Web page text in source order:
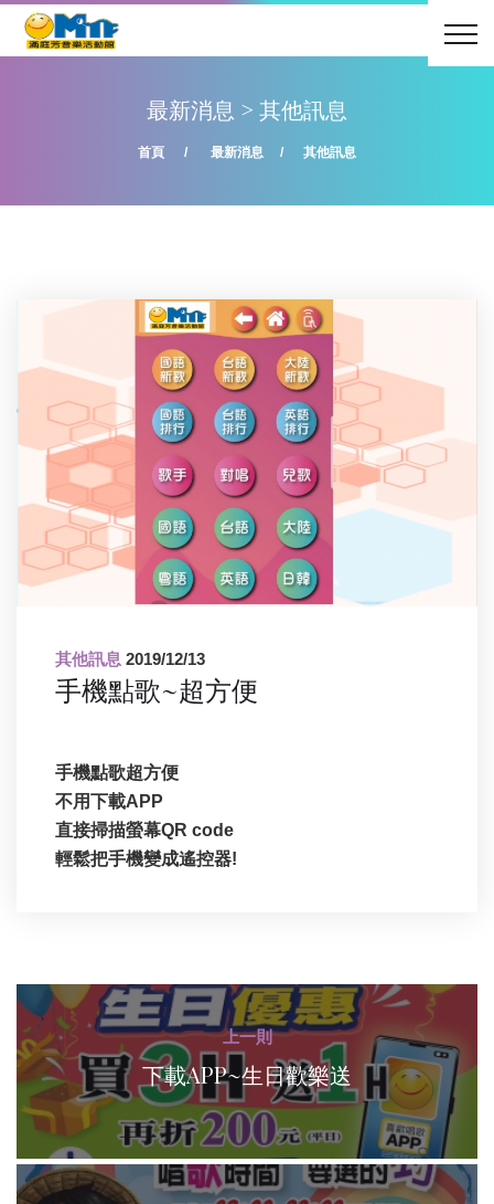
最新消息 > 其他訊息
首頁 最新消息 其他訊息
其他訊息 2019/12/13
手機點歌~超方便
手機點歌超方便
不用下載APP
直接掃描螢幕QR code
輕鬆把手機變成遙控器!
上一則
下載APP~生日歡樂送